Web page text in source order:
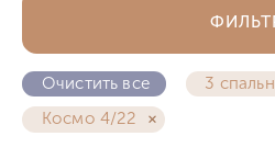
Очистить все
3
Космо 4/22